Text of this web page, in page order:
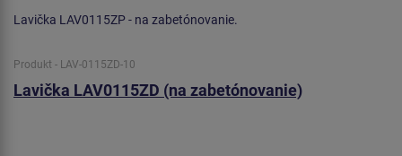
Lavička LAV0115ZP - na zabetónovanie.
Produkt - LAV-0115ZD-10
Lavička LAV0115ZD (na zabetónovanie)